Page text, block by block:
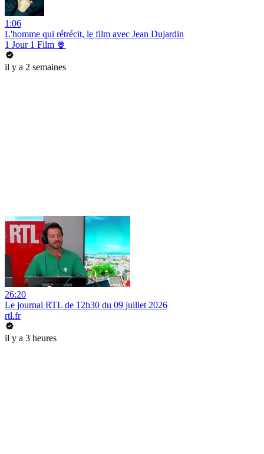
1:06
L'homme qui rétrécit, le film avec Jean Dujardin
1 Jour 1 Film 🍿
il y a 2 semaines
26:20
Le journal RTL de 12h30 du 09 juillet 2026
rtl.fr
il y a 3 heures